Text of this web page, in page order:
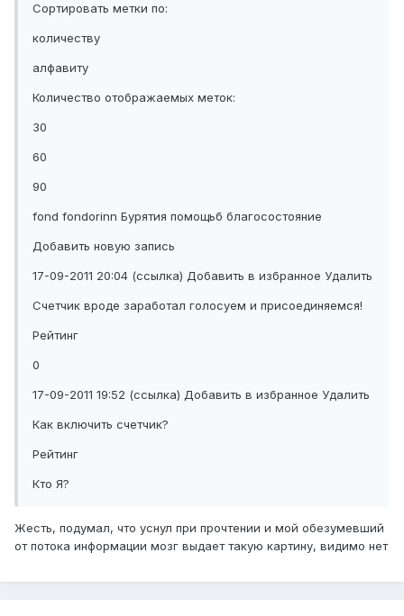
Сортировать метки по:
количеству
алфавиту
Количество отображаемых меток:
30
60
90
fond fondorinn Бурятия помощьб благосостояние
Добавить новую запись
17-09-2011 20:04 (ссылка) Добавить в избранное Удалить
Счетчик вроде заработал голосуем и присоединяемся!
Рейтинг
0
17-09-2011 19:52 (ссылка) Добавить в избранное Удалить
Как включить счетчик?
Рейтинг
Кто Я?
Жесть, подумал, что уснул при прочтении и мой обезумевший
от потока информации мозг выдает такую картину, видимо нет